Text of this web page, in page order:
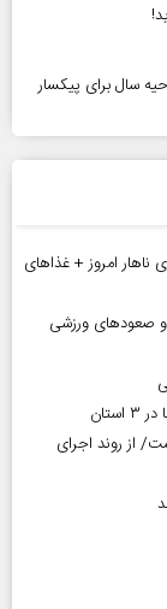
ساده برای ناهار امروز + غذاهای
صعودهای ورزشی
از روند اجرای